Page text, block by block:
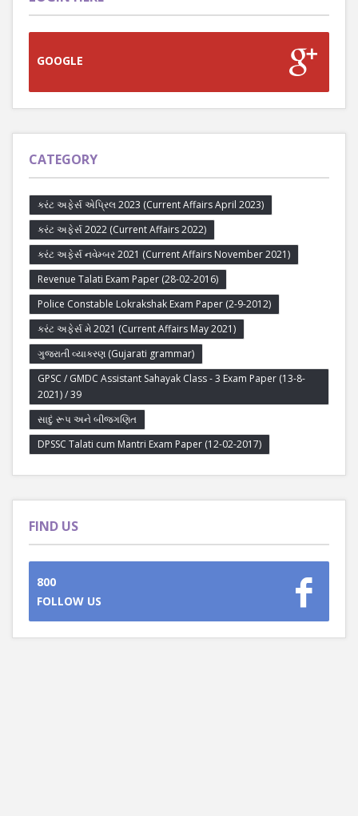
GOOGLE
CATEGORY
કરંટ અફેર્સ એપ્રિલ 2023 (Current Affairs April 2023)
કરંટ અફેર્સ 2022 (Current Affairs 2022)
કરંટ અફેર્સ નવેમ્બર 2021 (Current Affairs November 2021)
Revenue Talati Exam Paper (28-02-2016)
Police Constable Lokrakshak Exam Paper (2-9-2012)
કરંટ અફેર્સ મે 2021 (Current Affairs May 2021)
ગુજરાતી વ્યાકરણ (Gujarati grammar)
GPSC / GMDC Assistant Sahayak Class - 3 Exam Paper (13-8-
2021) / 39
સાદું રૂપ અને બીજગણિત
DPSSC Talati cum Mantri Exam Paper (12-02-2017)
FIND US
800
FOLLOW US